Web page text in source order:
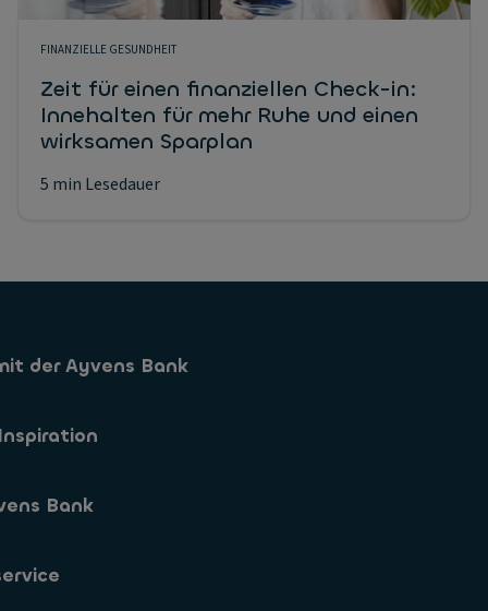
FINANZIELLE GESUNDHEIT
Zeit für einen finanziellen Check-in:
Innehalten für mehr Ruhe und einen
wirksamen Sparplan
5 min Lesedauer
der Ayvens Bank
Bank